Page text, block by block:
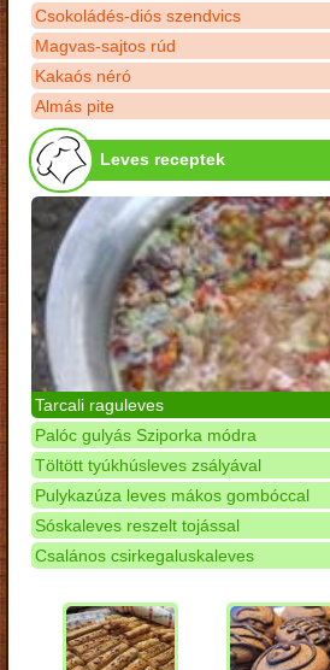
Csokoládés-diós szendvics
Magvas-sajtos rúd
Kakaós néró
Almás pite
Leves receptek
Tarcali raguleves
Palóc gulyás Sziporka módra
Töltött tyúkhúsleves zsályával
Pulykazúza leves mákos gombóccal
Sóskaleves reszelt tojással
Csalános csirkegaluskaleves